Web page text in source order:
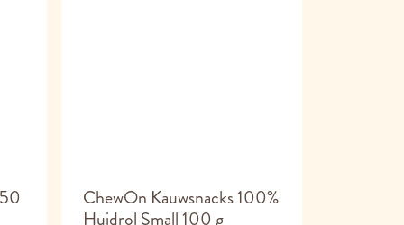
ChewOn Kauwsnacks 100%
Huidrol Small 100 g